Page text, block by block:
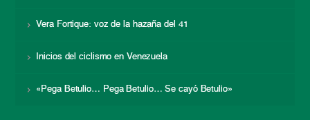
Vera Fortique: voz de la hazaña del 41
Inicios del ciclismo en Venezuela
«Pega Betulio… Pega Betulio… Se cayó Betulio»